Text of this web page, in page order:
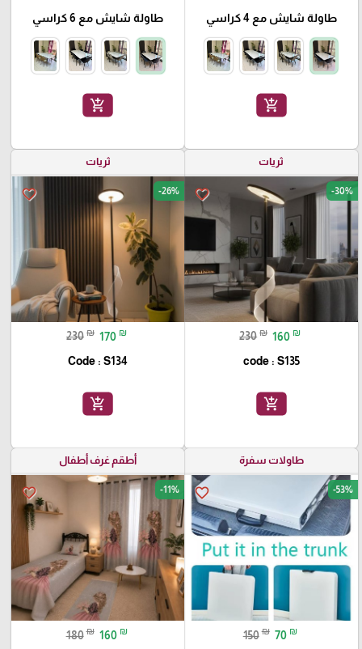
طاولة شايش مع 4 كراسي
add_shopping_cart
طاولة شايش مع 6 كراسي
add_shopping_cart
ثريات
favorite_border -30%
230 ₪ 160 ₪
code : S135
add_shopping_cart
ثريات
favorite_border -26%
230 ₪ 170 ₪
Code : S134
add_shopping_cart
طاولات سفرة
favorite_border -53%
150 ₪ 70 ₪
أطقم غرف أطفال
favorite_border -11%
180 ₪ 160 ₪